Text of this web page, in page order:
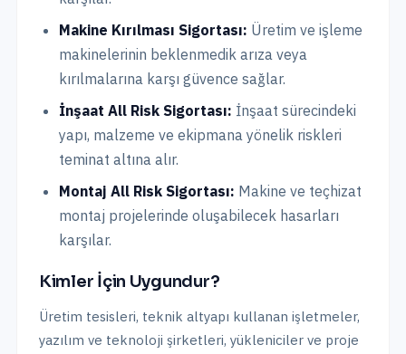
Makine Kırılması Sigortası: Üretim ve işleme
makinelerinin beklenmedik arıza veya
kırılmalarına karşı güvence sağlar.
İnşaat All Risk Sigortası: İnşaat sürecindeki
yapı, malzeme ve ekipmana yönelik riskleri
teminat altına alır.
Montaj All Risk Sigortası: Makine ve teçhizat
montaj projelerinde oluşabilecek hasarları
karşılar.
Kimler İçin Uygundur?
Üretim tesisleri, teknik altyapı kullanan işletmeler,
yazılım ve teknoloji şirketleri, yükleniciler ve proje